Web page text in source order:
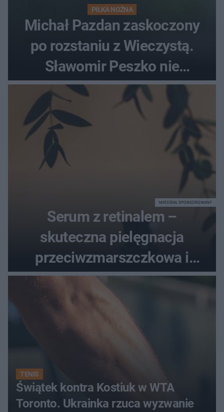
PIŁKA NOŻNA
Michał Pazdan zaskoczony
po rozstaniu z Wieczystą.
Sławomir Peszko nie
dotrzymał słowa?
Serum z retinalem –
skuteczna pielęgnacja
przeciwzmarszczkowa i
regenerująca
MATERIAŁ SPONSOROWANY
TENIS
Świątek kontra Kostiuk w WTA
Toronto. Ukrainka rzuca wyzwanie